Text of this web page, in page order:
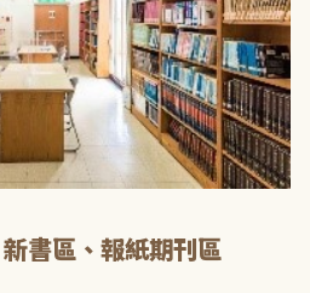
書區、報紙期刊區